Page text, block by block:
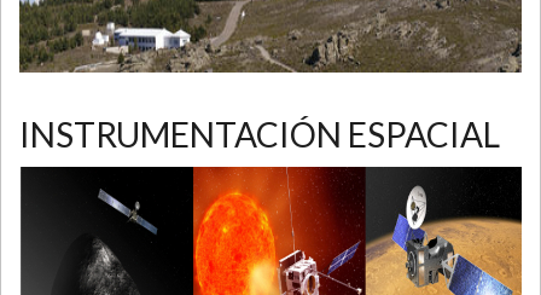
INSTRUMENTACIÓN ESPACIAL